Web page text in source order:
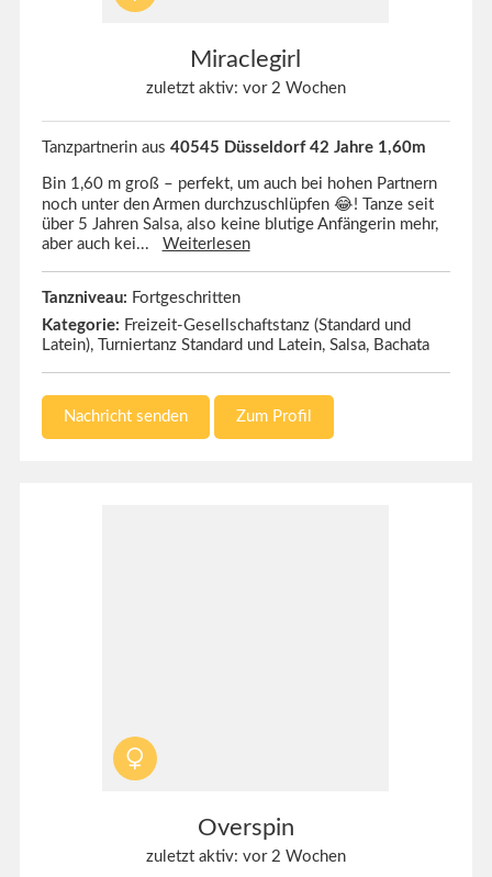
Miraclegirl
zuletzt aktiv: vor 2 Wochen
Tanzpartnerin aus 40545 Düsseldorf 42 Jahre 1,60m
Bin 1,60 m groß – perfekt, um auch bei hohen Partnern
noch unter den Armen durchzuschlüpfen 😂! Tanze seit
über 5 Jahren Salsa, also keine blutige Anfängerin mehr,
aber auch kei... Weiterlesen
Tanzniveau: Fortgeschritten
Kategorie: Freizeit-Gesellschaftstanz (Standard und
Latein), Turniertanz Standard und Latein, Salsa, Bachata
Nachricht senden Zum Profil
Overspin
zuletzt aktiv: vor 2 Wochen